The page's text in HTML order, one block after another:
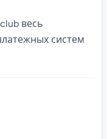
весь
систем